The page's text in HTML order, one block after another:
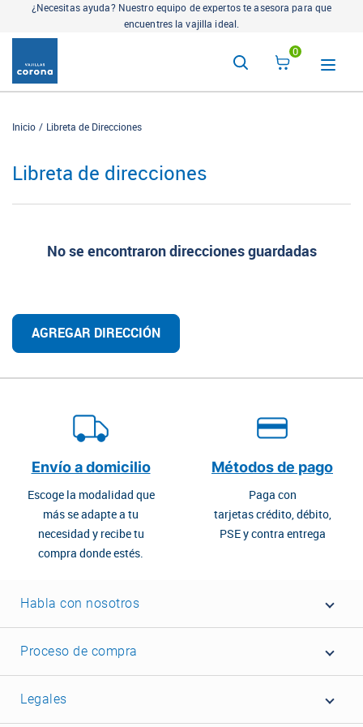
¿Necesitas ayuda? Nuestro equipo de expertos te asesora para que
encuentres la vajilla ideal.
0
Inicio Libreta de Direcciones
Libreta de direcciones
No se encontraron direcciones guardadas
AGREGAR DIRECCIÓN
Envío a domicilio
Escoge la modalidad que
más se adapte a tu
necesidad y recibe tu
compra donde estés.
Métodos de pago
Paga con
tarjetas crédito, débito,
PSE y contra entrega
Habla con nosotros
Proceso de compra
Legales